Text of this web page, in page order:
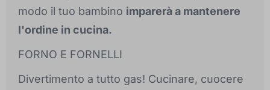
modo il tuo bambino imparerà a mantenere
l'ordine in cucina.
FORNO E FORNELLI
Divertimento a tutto gas! Cucinare, cuocere